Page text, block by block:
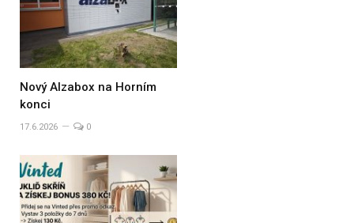
Nový Alzabox na Horním
konci
17.6.2026 0